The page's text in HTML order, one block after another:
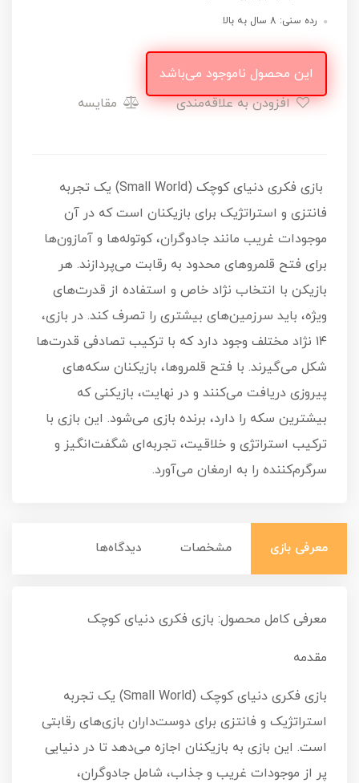
رده سنی: 8 سال به بالا
این محصول ناموجود می‌باشد
افزودن به علاقه‌مندی
مقایسه
بازی فکری دنیای کوچک (Small World) یک تجربه
فانتزی و استراتژیک برای بازیکنان است که در آن
موجودات غریب مانند جادوگران، کوتوله‌ها و آمازون‌ها
برای فتح قلمروهای محدود به رقابت می‌پردازند. هر
بازیکن با انتخاب نژاد خاص و استفاده از قدرت‌های
ویژه، باید سرزمین‌های بیشتری را تصرف کند. در بازی،
۱۴ نژاد مختلف وجود دارد که با ترکیب تصادفی قدرت‌ها
شکل می‌گیرند. با فتح قلمروها، بازیکنان سکه‌های
پیروزی دریافت می‌کنند و در نهایت، بازیکنی که
بیشترین سکه را دارد، برنده بازی می‌شود. این بازی با
ترکیب استراتژی و خلاقیت، تجربه‌ای شگفت‌انگیز و
سرگرم‌کننده را به ارمغان می‌آورد.
معرفی بازی مشخصات دیدگاه‌ها
معرفی کامل محصول: بازی فکری دنیای کوچک
مقدمه
بازی فکری دنیای کوچک (Small World) یک تجربه
استراتژیک و فانتزی برای دوست‌داران بازی‌های رقابتی
است. این بازی به بازیکنان اجازه می‌دهد تا در دنیایی
پر از موجودات غریب و جذاب، شامل جادوگران،